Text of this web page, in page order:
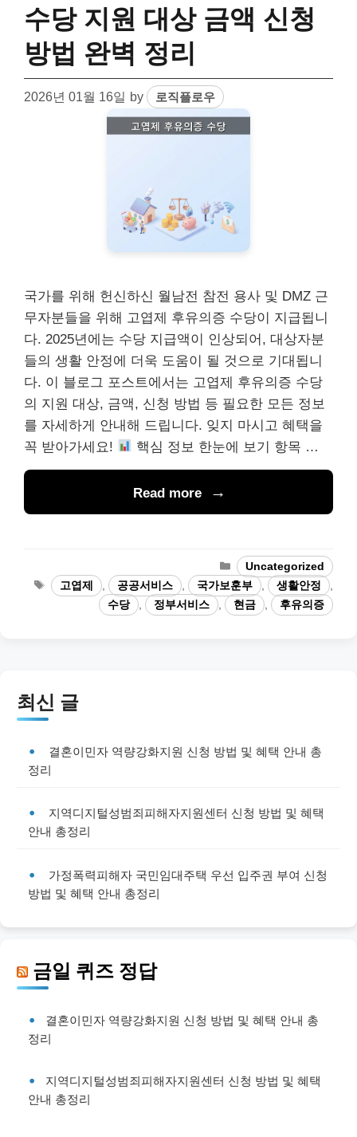
수당 지원 대상 금액 신청
방법 완벽 정리
2026년 01월 16일 by 로직플로우
국가를 위해 헌신하신 월남전 참전 용사 및 DMZ 근
무자분들을 위해 고엽제 후유의증 수당이 지급됩니
다. 2025년에는 수당 지급액이 인상되어, 대상자분
들의 생활 안정에 더욱 도움이 될 것으로 기대됩니
다. 이 블로그 포스트에서는 고엽제 후유의증 수당
의 지원 대상, 금액, 신청 방법 등 필요한 모든 정보
를 자세하게 안내해 드립니다. 잊지 마시고 혜택을
꼭 받아가세요!
핵심 정보 한눈에 보기 항목 …
Read more
Categories
Uncategorized
Tags고엽제 공공서비스 국가보훈부 생활안정
수당
정부서비스 현금 후유의증
최신 글
결혼이민자 역량강화지원 신청 방법 및 혜택 안내 총
정리
지역디지털성범죄피해자지원센터 신청 방법 및 혜택
안내 총정리
가정폭력피해자 국민임대주택 우선 입주권 부여 신청
방법 및 혜택 안내 총정리
금일 퀴즈 정답
결혼이민자 역량강화지원 신청 방법 및 혜택 안내 총
정리
지역디지털성범죄피해자지원센터 신청 방법 및 혜택
안내 총정리